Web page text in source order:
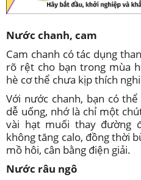
Nước chanh, cam
Cam chanh có tác dụng
rõ rệt cho bạn trong mùa
hè cơ thể chưa kịp thích
Với nước chanh, bạn có
dễ uống, nhớ là chỉ một
vài hạt muối thay đường
không tăng calo, đồng thời
mồ hôi, cân bằng điện giải.
Nước râu ngô